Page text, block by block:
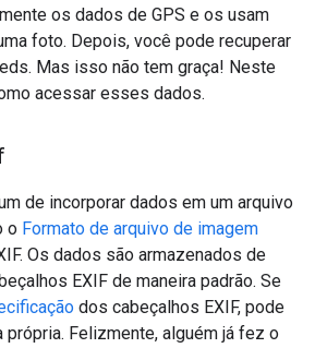
os dados de GPS e os usam
foto. Depois, você pode recuperar
Mas isso não tem graça! Neste
acessar esses dados.
de incorporar dados em um arquivo
o Formato de arquivo de imagem
Os dados são armazenados de
EXIF de maneira padrão. Se
dos cabeçalhos EXIF, pode
Felizmente, alguém já fez o